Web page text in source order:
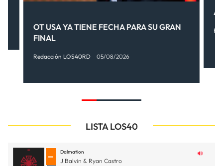
OT USA YA TIENE FECHA PARA SU GRAN
FINAL
Redacción LOS40RD 05/08/2026
LISTA LOS40
Dalmation
J Balvin & Ryan Castro